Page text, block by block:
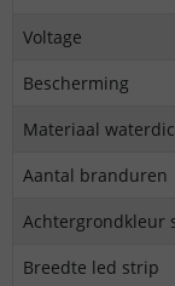
Voltage
Bescherming
Materiaal
Aantal branduren
Achtergrondkleur
Breedte led strip